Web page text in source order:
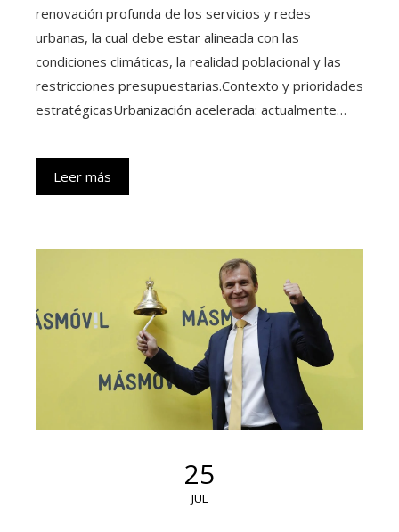
renovación profunda de los servicios y redes
urbanas, la cual debe estar alineada con las
condiciones climáticas, la realidad poblacional y las
restricciones presupuestarias.Contexto y prioridades
estratégicasUrbanización acelerada: actualmente…
Leer más
25
JUL